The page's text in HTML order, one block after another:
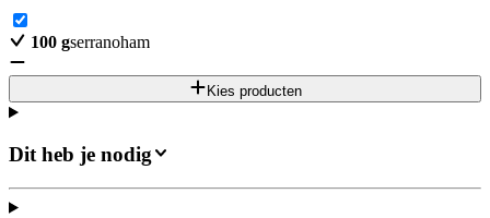
100 gserranoham
Kies producten
Dit heb je nodig